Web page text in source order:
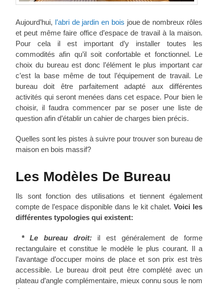
Aujourd’hui, l’abri de jardin en bois joue de nombreux rôles
et peut même faire office d’espace de travail à la maison.
Pour cela il est important d’y installer toutes les
commodités afin qu’il soit confortable et fonctionnel. Le
choix du bureau est donc l’élément le plus important car
c’est la base même de tout l’équipement de travail. Le
bureau doit être parfaitement adapté aux différentes
activités qui seront menées dans cet espace. Pour bien le
choisir, il faudra commencer par se poser une liste de
question afin d’établir un cahier de charges bien précis.
Quelles sont les pistes à suivre pour trouver son bureau de
maison en bois massif?
Les Modèles De Bureau
Ils sont fonction des utilisations et tiennent également
compte de l’espace disponible dans le kit chalet. Voici les
différentes typologies qui existent:
* Le bureau droit:il est généralement de forme
rectangulaire et constitue le modèle le plus courant. Il a
l’avantage d’occuper moins de place et son prix est très
accessible. Le bureau droit peut être complété avec un
plateau d’angle complémentaire, mieux connu sous le nom